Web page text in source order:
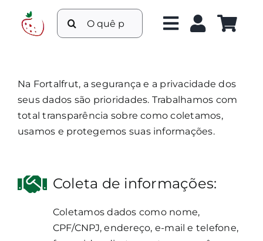
Buscar
resultados
Na Fortalfrut, a segurança e a privacidade dos
seus dados são prioridades. Trabalhamos com
total transparência sobre como coletamos,
usamos e protegemos suas informações.
Coleta de informações:
Coletamos dados como nome,
CPF/CNPJ, endereço, e-mail e telefone,